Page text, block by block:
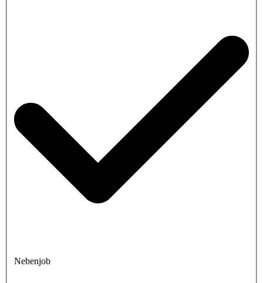
Nebenjob